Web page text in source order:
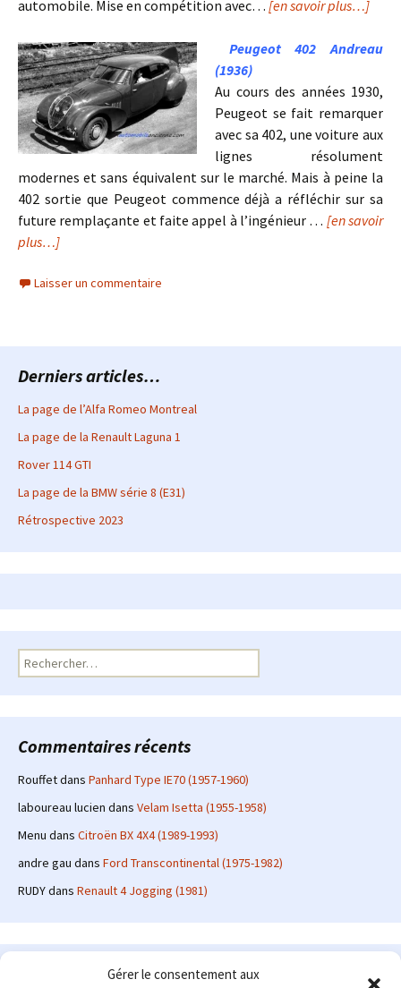
Gérer le consentement aux
automobile. Mise en compétition avec… [en savoir plus…]
Peugeot 402 Andreau
(1936)
Au cours des années 1930,
Peugeot se fait remarquer
avec sa 402, une voiture aux
lignes résolument
modernes et sans équivalent sur le marché. Mais à peine la
402 sortie que Peugeot commence déjà a réfléchir sur sa
future remplaçante et faite appel à l’ingénieur … [en savoir
plus…]
Laisser un commentaire
Derniers articles…
La page de l’Alfa Romeo Montreal
La page de la Renault Laguna 1
Rover 114 GTI
La page de la BMW série 8 (E31)
Rétrospective 2023
Rechercher :
Commentaires récents
Rouffetdans Panhard Type IE70 (1957-1960)
laboureau lucien dans Velam Isetta (1955-1958)
Menu dans Citroën BX 4X4 (1989-1993)
andre gau dans Ford Transcontinental (1975-1982)
RUDYdans Renault 4 Jogging (1981)
Le site en quelques mots